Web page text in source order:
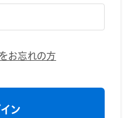
お忘れの方